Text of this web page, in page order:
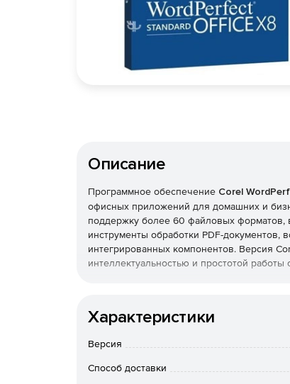
Описание
Программное обеспечение Corel
офисных приложений для домашних и
поддержку более 60 файловых
инструменты обработки PDF-
интегрированных компонентов. Версия
интеллектуальностью и простотой
интерактивном режиме. Пользователи
управления, включая поля для
Характеристики
Версия
Способ доставки